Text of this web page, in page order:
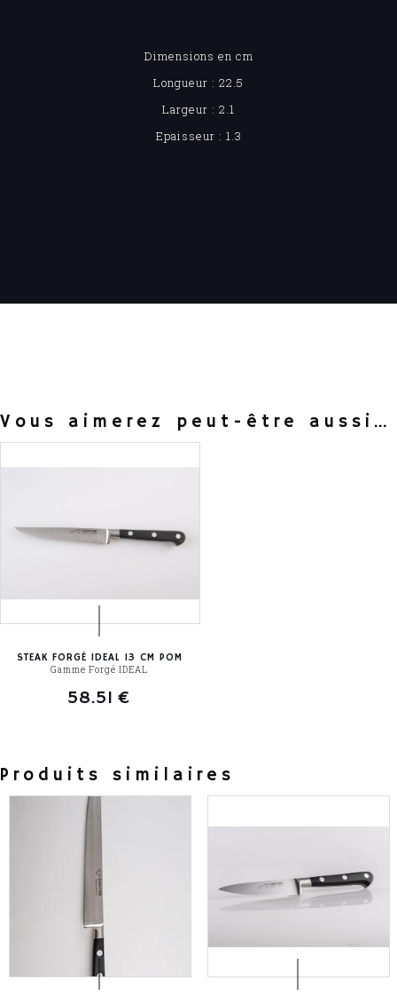
Dimensions en cm
Longueur : 22.5
Largeur : 2.1
Epaisseur : 1.3
Vous aimerez peut-être aussi…
STEAK FORGÉ IDEAL 13 CM POM
Gamme Forgé IDEAL
58.51 €
Produits similaires